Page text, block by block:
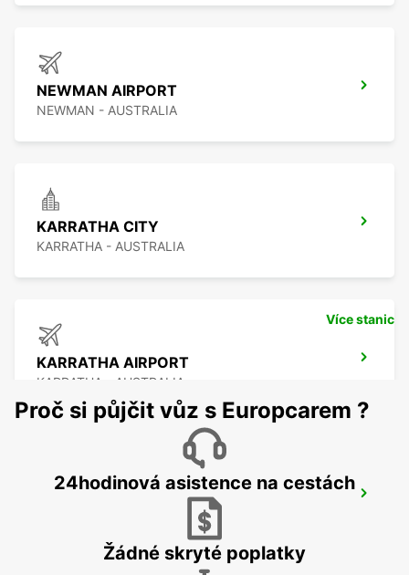
NEWMAN AIRPORT
NEWMAN - AUSTRALIA
KARRATHA CITY
KARRATHA - AUSTRALIA
KARRATHA AIRPORT
KARRATHA - AUSTRALIA
Více stanic
Proč si půjčit vůz s Europcarem ?
24hodinová asistence na cestách
Žádné skryté poplatky